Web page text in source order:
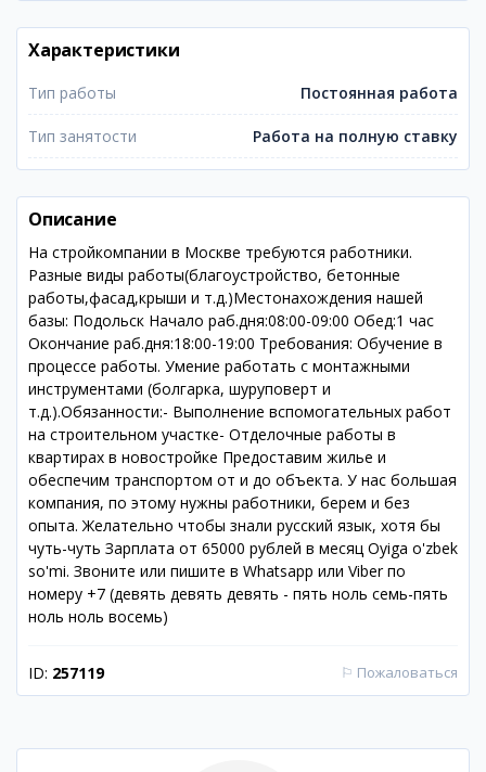
Характеристики
Тип работы Постоянная работа
Тип занятости Работа на полную ставку
Описание
На стройкомпании в Москве требуются работники.
Разные виды работы(благоустройство, бетонные
работы,фасад,крыши и т.д.)Местонахождения нашей
базы: Подольск Начало раб.дня:08:00-09:00 Обед:1 час
Окончание раб.дня:18:00-19:00 Требования: Обучение в
процессе работы. Умение работать с монтажными
инструментами (болгарка, шуруповерт и
т.д.).Обязанности:- Выполнение вспомогательных работ
на строительном участке- Отделочные работы в
квартирах в новостройке Предоставим жилье и
обеспечим транспортом от и до объекта. У нас большая
компания, по этому нужны работники, берем и без
опыта. Желательно чтобы знали русский язык, хотя бы
чуть-чуть Зарплата от 65000 рублей в месяц Oyiga o'zbek
so'mi. Звоните или пишите в Whatsapp или Viber по
номеру +7 (девять девять девять - пять ноль семь-пять
ноль ноль восемь)
ID: 257119 ⚐ Пожаловаться